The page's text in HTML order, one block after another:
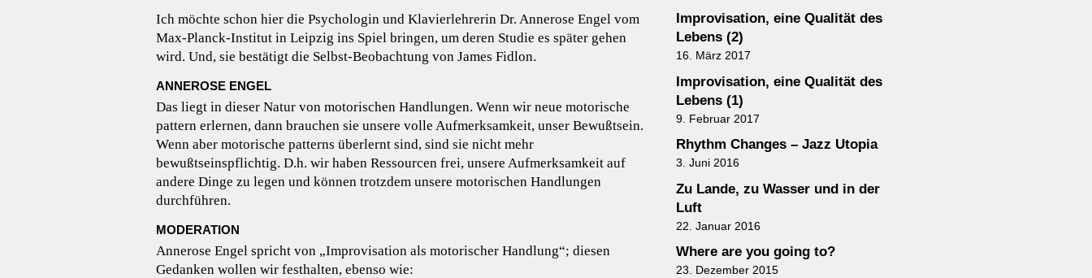
Ich möchte schon hier die Psychologin und Klavierlehrerin Dr. Annerose Engel vom
Max-Planck-Institut in Leipzig ins Spiel bringen, um deren Studie es später gehen
wird. Und, sie bestätigt die Selbst-Beobachtung von James Fidlon.
ANNEROSE ENGEL
Das liegt in dieser Natur von motorischen Handlungen. Wenn wir neue motorische
pattern erlernen, dann brauchen sie unsere volle Aufmerksamkeit, unser Bewußtsein.
Wenn aber motorische patterns überlernt sind, sind sie nicht mehr
bewußtseinspflichtig. D.h. wir haben Ressourcen frei, unsere Aufmerksamkeit auf
andere Dinge zu legen und können trotzdem unsere motorischen Handlungen
durchführen.
MODERATION
Annerose Engel spricht von „Improvisation als motorischer Handlung“; diesen
Gedanken wollen wir festhalten, ebenso wie:
Improvisation, eine Qualität des
Lebens (2)
16. März 2017
Improvisation, eine Qualität des
Lebens (1)
9. Februar 2017
Rhythm Changes – Jazz Utopia
3. Juni 2016
Zu Lande, zu Wasser und in der
Luft
22. Januar 2016
Where are you going to?
23. Dezember 2015